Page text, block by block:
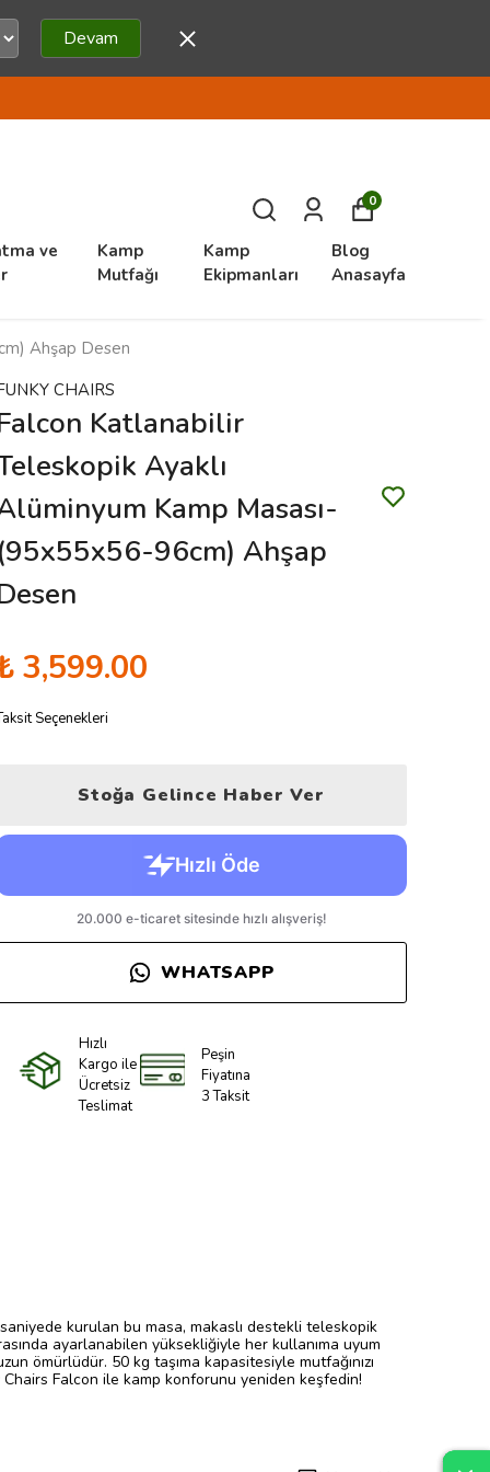
Devam
ve
Kamp
Mutfağı
Kamp
Ekipmanları
Blog
Anasayfa
0
Ahşap Desen
CHAIRS
Katlanabilir
Ayaklı
Kamp Masası-
(95x55x56-96cm) Ahşap
3,599.00
Seçenekleri
Stoğa Gelince Haber Ver
WHATSAPP
Hızlı
Kargo ile
Ücretsiz
Teslimat
Peşin
Fiyatına
3 Taksit
kurulan bu masa, makaslı destekli teleskopik
ayarlanabilen yüksekliğiyle her kullanıma uyum
ömürlüdür. 50 kg taşıma kapasitesiyle mutfağınızı
Chairs Falcon ile kamp konforunu yeniden keşfedin!